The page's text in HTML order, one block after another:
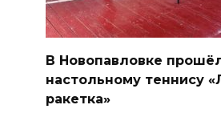
В Новопавловке
настольному теннису
ракетка»